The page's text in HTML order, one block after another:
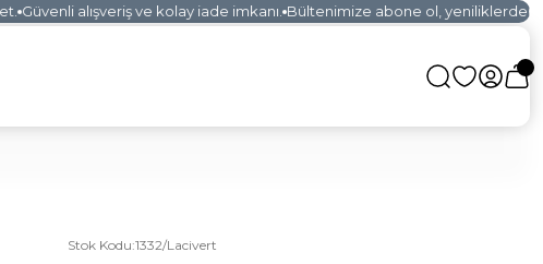
Güvenli alışveriş ve kolay iade imkanı. Bültenimize abone ol, yeniliklerden ilk
Stok Kodu:1332/Lacivert